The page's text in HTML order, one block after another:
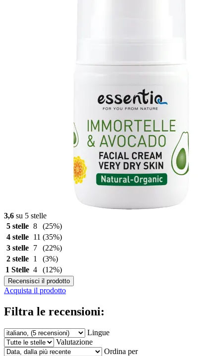
3,6 su 5 stelle
5 stelle 8
(25%)
4 stelle
11 (35%)
3 stelle
7
(22%)
2 stelle
1
(3%)
1 Stelle 4 (12%)
Recensisci il prodotto
Acquista il prodotto
Filtra le recensioni:
Lingue
Valutazione
Ordina per